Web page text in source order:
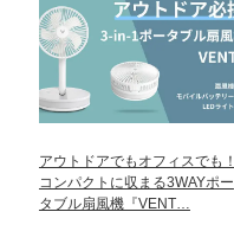
アウトドアでもオフィスでも！
コンパクトに収まる3WAYポー
タブル扇風機『VENT…